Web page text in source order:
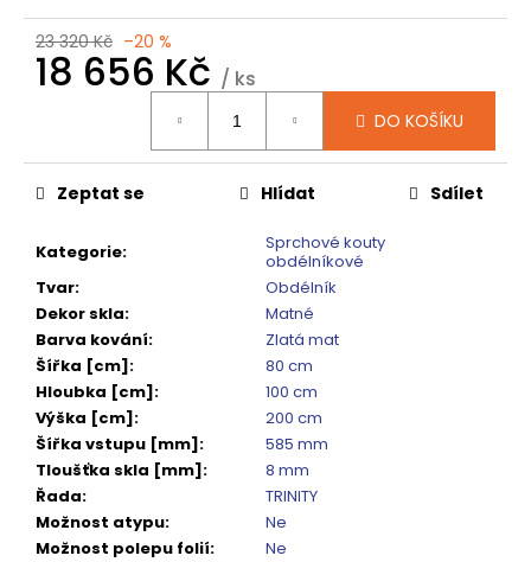
23 320 Kč –20 %
18 656 Kč / ks
DO KOŠÍKU
Kategorie:
Sprchové kouty
obdélníkové
Tvar:
Obdélník
Dekor skla:
Matné
Barva kování:
Zlatá mat
Šířka [cm] :
80 cm
Hloubka [cm] :
100 cm
Výška [cm] :
200 cm
Šířka vstupu [mm] :
585 mm
Tloušťka skla [mm] :
8 mm
Řada:
TRINITY
Možnost atypu:
Ne
Možnost polepu folií:
Ne
Zeptat se Hlídat Sdílet
VANIČKA
MITIA
PMB16090
1600X900
14
120
17
Kč